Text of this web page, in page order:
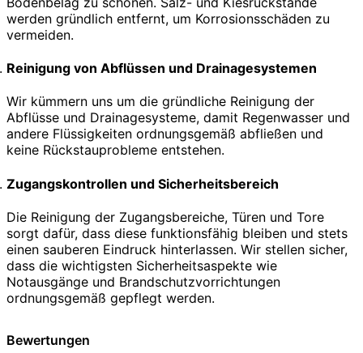
werden gründlich entfernt, um Korrosionsschäden zu
vermeiden.
Reinigung von Abflüssen und Drainagesystemen
Wir kümmern uns um die gründliche Reinigung der
Abflüsse und Drainagesysteme, damit Regenwasser und
andere Flüssigkeiten ordnungsgemäß abfließen und
keine Rückstauprobleme entstehen.
Zugangskontrollen und Sicherheitsbereich
Die Reinigung der Zugangsbereiche, Türen und Tore
sorgt dafür, dass diese funktionsfähig bleiben und stets
einen sauberen Eindruck hinterlassen. Wir stellen sicher,
dass die wichtigsten Sicherheitsaspekte wie
Notausgänge und Brandschutzvorrichtungen
ordnungsgemäß gepflegt werden.
Bewertungen